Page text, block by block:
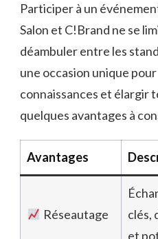
Participer à un
Salon et C!Brand ne se
déambuler entre les
une occasion unique
connaissances et élargir
quelques avantages à
Avantages
Réseautage
clés,
et